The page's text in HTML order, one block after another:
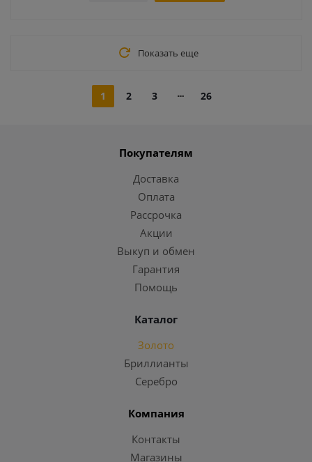
Показать еще
1 2 3 26
Покупателям
Доставка
Оплата
Рассрочка
Акции
Выкуп и обмен
Гарантия
Помощь
Каталог
Золото
Бриллианты
Серебро
Компания
Контакты
Магазины